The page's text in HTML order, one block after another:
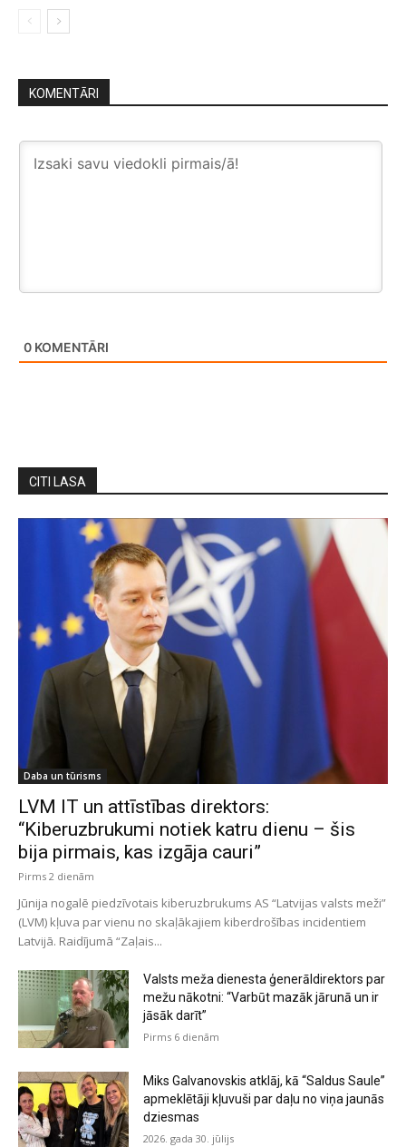
KOMENTĀRI
0 KOMENTĀRI
CITI LASA
Daba un tūrisms
LVM IT un attīstības direktors:
“Kiberuzbrukumi notiek katru dienu – šis
bija pirmais, kas izgāja cauri”
Pirms 2 dienām
Jūnija nogalē piedzīvotais kiberuzbrukums AS “Latvijas valsts meži”
(LVM) kļuva par vienu no skaļākajiem kiberdrošības incidentiem
Latvijā. Raidījumā “Zaļais...
Valsts meža dienesta ģenerāldirektors par
mežu nākotni: “Varbūt mazāk jārunā un ir
jāsāk darīt”
Pirms 6 dienām
Miks Galvanovskis atklāj, kā “Saldus Saule”
apmeklētāji kļuvuši par daļu no viņa jaunās
dziesmas
2026. gada 30. jūlijs